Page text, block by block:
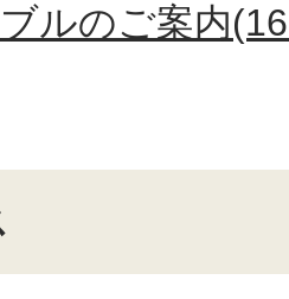
ルのご案内